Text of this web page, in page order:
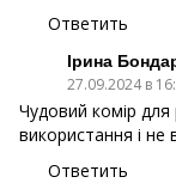
Ответить
Ірина
27.09.2024 в
Чудовий комір
використання і
Ответить